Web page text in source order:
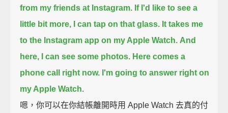
from my friends at Instagram. If I'd like to see a
little bit more, I can tap on that glass. It takes me
to the Instagram app on my Apple Watch. And
here, I can see some photos. Here comes a
phone call right now. I'm going to answer right on
my Apple Watch.
嗯，你可以在你結帳離開時用 Apple Watch 去真的付